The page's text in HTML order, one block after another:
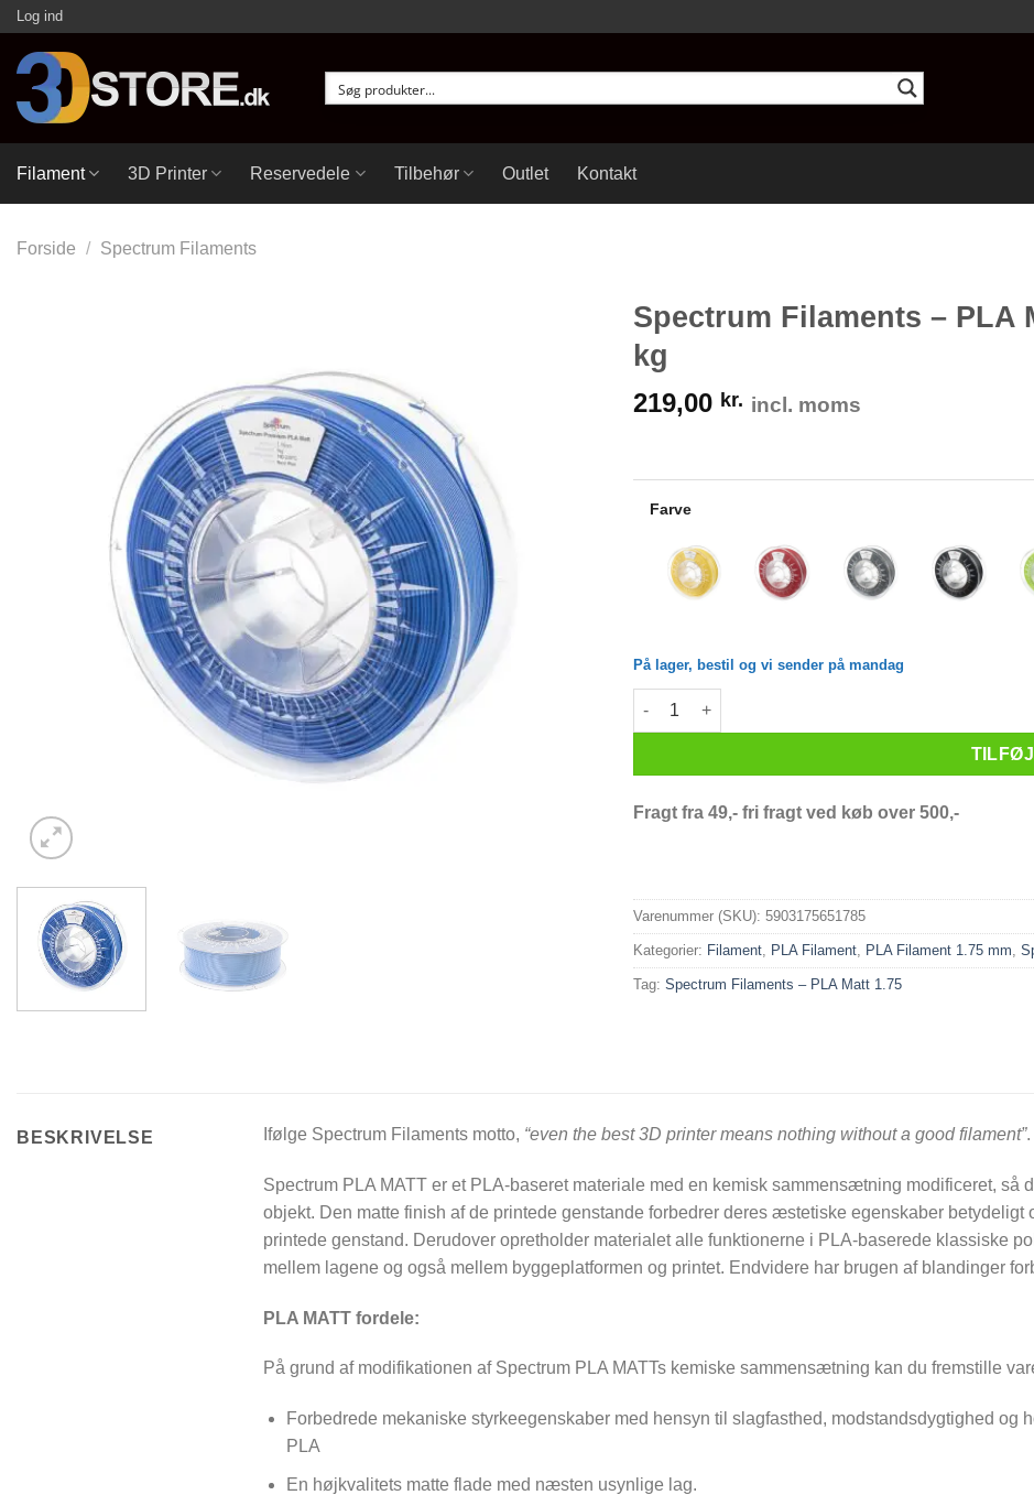
Fortsæt
indhold
Log ind
Filament 3D Printer Reservedele Tilbehør Outlet Kontakt
Forside / Spectrum Filaments
Spectrum Filaments – PLA
kg
219,00 kr. incl. moms
Farve
På lager, bestil og vi sender på mandag
Spectrum Filaments - PLA Matt - 1.75mm - Navy Blue
Fragt fra 49,- fri fragt ved køb over 500,-
Varenummer (SKU): 5903175651785
Kategorier: Filament, PLA Filament, PLA Filament 1.75 mm,
Tag: Spectrum Filaments – PLA Matt 1.75
BESKRIVELSE Ifølge Spectrum Filaments motto, “even the best 3D printer means nothing without a good filament”.
Spectrum PLA MATT er et PLA-baseret materiale med en kemisk sammensætning modificeret, så
objekt. Den matte finish af de printede genstande forbedrer deres æstetiske egenskaber
printede genstand. Derudover opretholder materialet alle funktionerne i PLA-baserede klassiske
mellem lagene og også mellem byggeplatformen og printet. Endvidere har brugen af blandinger
PLA MATT fordele:
På grund af modifikationen af Spectrum PLA MATTs kemiske sammensætning kan du fremstille
Forbedrede mekaniske styrkeegenskaber med hensyn til slagfasthed, modstandsdygtighed og
PLA
En højkvalitets matte flade med næsten usynlige lag.